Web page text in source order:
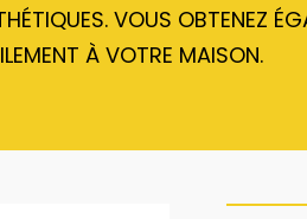
VOUS OBTENEZ
À VOTRE MAISON.